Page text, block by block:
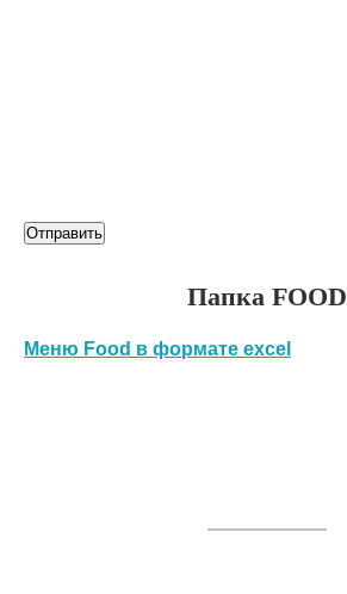
Папка FOOD
Меню Food в формате excel